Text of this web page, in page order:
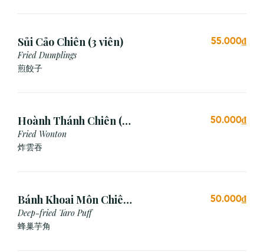
Sủi Cảo Chiên (3 viên)
Fried Dumplings
煎餃子
55.000₫
Hoành Thánh Chiên (3
viên)
Fried Wonton
炸雲吞
50.000₫
Bánh Khoai Môn Chiên
Xù (3 viên)
Deep-fried Taro Puff
蜂巢芋角
50.000₫